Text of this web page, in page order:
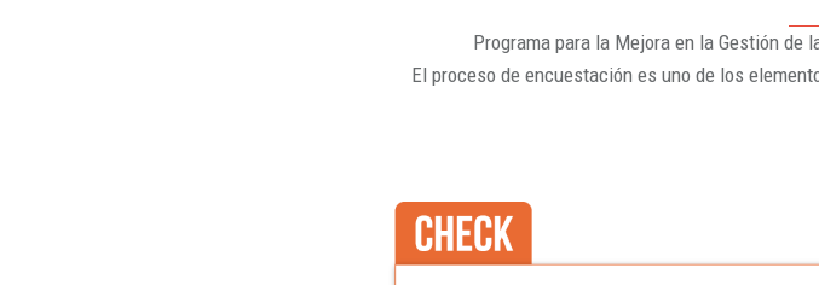
Programa para la Mejora en la Gestión
El proceso de encuestación es uno de los